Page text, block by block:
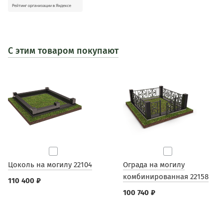
С этим товаром покупают
Цоколь на могилу 22104
110 400 ₽
Ограда на могилу
комбинированная 22158
100 740 ₽